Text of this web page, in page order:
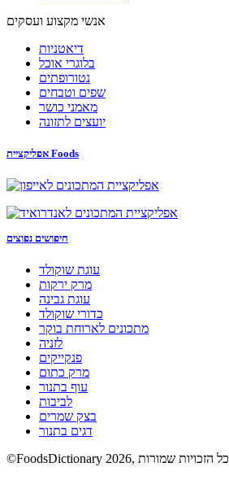
אנשי מקצוע ועסקים
דיאטניות
בלוגרי אוכל
נטורופתים
שפים וטבחים
מאמני כושר
יועצים לתזונה
אפליקציית Foods
חיפושים נפוצים
עוגת שוקולד
מרק ירקות
עוגת גבינה
כדורי שוקולד
מתכונים לארוחת בוקר
לזניה
פנקייקים
מרק כתום
עוף בתנור
לביבות
בצק שמרים
דגים בתנור
©FoodsDictionary 2026, כל הזכויות שמורות